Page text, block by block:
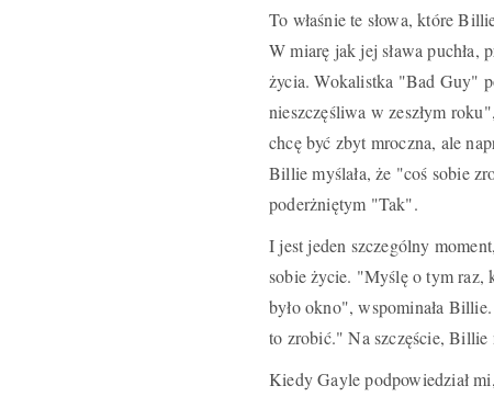
To właśnie te słowa, które
W miarę jak jej sława
życia. Wokalistka "Bad Guy"
nieszczęśliwa w zeszłym
chcę być zbyt mroczna, ale
Billie myślała, że "coś sobie
poderżniętym "Tak".
I jest jeden szczególny
sobie życie. "Myślę o tym raz,
było okno", wspominała
to zrobić." Na szczęście, Billie
Kiedy Gayle podpowiedział